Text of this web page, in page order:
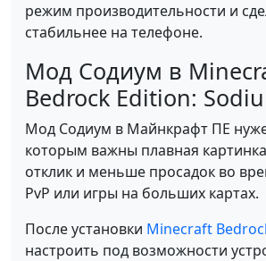
режим производительности и
стабильнее на телефоне.
Мод Содиум в
Bedrock Edition:
Мод Содиум в Майнкрафт ПЕ
которым важны плавная
отклик и меньше просадок во
PvP или игры на больших картах.
После установки Minecraft
настроить под возможности